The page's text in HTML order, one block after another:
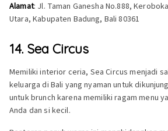
Alamat: Jl. Taman Ganesha No.888,
Utara, Kabupaten Badung, Bali 80361
14. Sea Circus
Memiliki interior ceria, Sea Circus menjadi
keluarga di Bali yang nyaman untuk
untuk brunch karena memiliki ragam menu
Anda dan si kecil.